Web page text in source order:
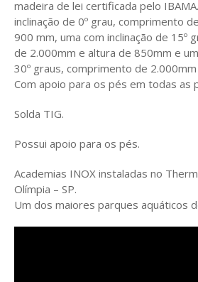
madeira de lei certificada pelo
inclinação de 0º grau, comprimento
900 mm, uma com inclinação de 15º
de 2.000mm e altura de 850mm e
30º graus, comprimento de
Com apoio para os pés em todas as
Solda TIG.
Possui apoio para os pés.
Academias INOX instaladas no
Olímpia – SP.
Um dos maiores parques aquáticos